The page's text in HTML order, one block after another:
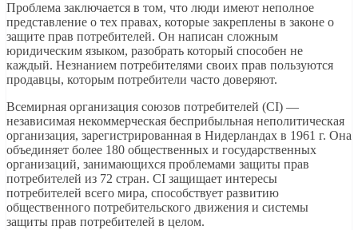
Проблема заключается в том, что люди имеют неполное
представление о тех правах, которые закреплены в законе о
защите прав потребителей. Он написан сложным
юридическим языком, разобрать который способен не
каждый. Незнанием потребителями своих прав пользуются
продавцы, которым потребители часто доверяют.
Всемирная организация союзов потребителей (CI) —
независимая некоммерческая бесприбыльная неполитическая
организация, зарегистрированная в Нидерландах в 1961 г. Она
объединяет более 180 общественных и государственных
организаций, занимающихся проблемами защиты прав
потребителей из 72 стран. CI защищает интересы
потребителей всего мира, способствует развитию
общественного потребительского движения и системы
защиты прав потребителей в целом.